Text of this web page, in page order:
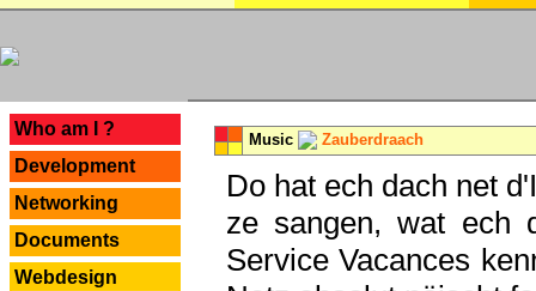
Who am I ?
Development
Networking
Documents
Webdesign
Music Zauberdraach
Do hat ech dach net
ze sangen, wat ech
Service Vacances